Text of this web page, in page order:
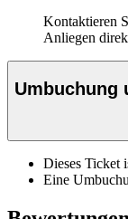
Kontaktieren
Anliegen
Umbuchung
Dieses Ticket
Eine